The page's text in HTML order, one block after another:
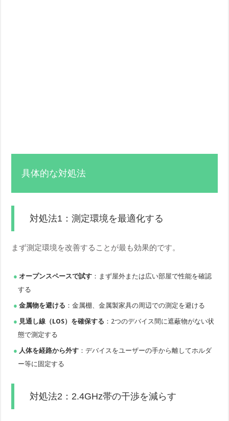
具体的な対処法
対処法1：測定環境を最適化する
まず測定環境を改善することが最も効果的です。
オープンスペースで試す ：まず屋外または広い部屋で性能を確認
する
金属物を避ける ：金属棚、金属製家具の周辺での測定を避ける
見通し線（LOS）を確保する ：2つのデバイス間に遮蔽物がない状
態で測定する
人体を経路から外す ：デバイスをユーザーの手から離してホルダ
ー等に固定する
対処法2：2.4GHz帯の干渉を減らす